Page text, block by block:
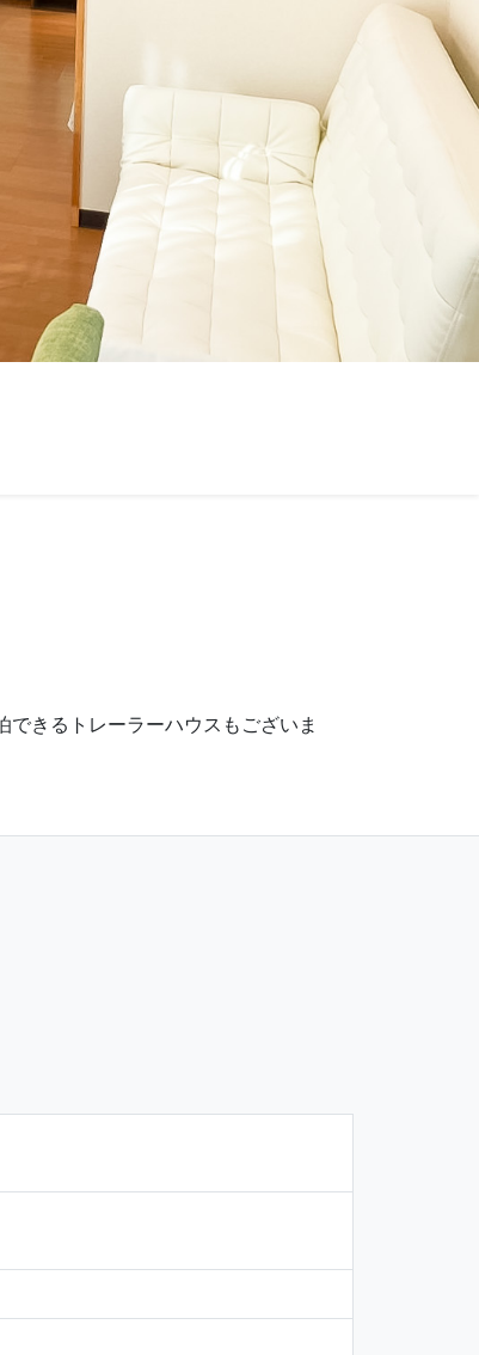
きるトレーラーハウスもございま